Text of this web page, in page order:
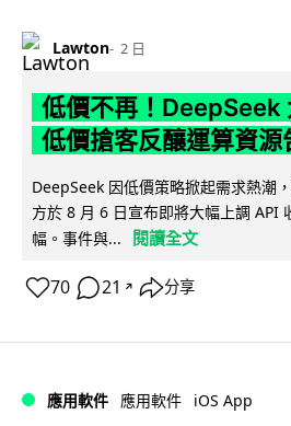
Lawton 2 日
低價不再！DeepSeek
低價搶客反釀運算資源
DeepSeek 因低價策略掀起需求熱潮
方於 8 月 6 日宣布即將大幅上調 API
幅。事件與...
閱讀全文
70 21 ↗ 分享
應用軟件 應用軟件 iOS App